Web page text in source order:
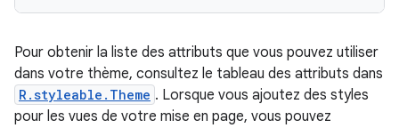
Pour obtenir la liste des attributs que vous pouvez utiliser
dans votre thème, consultez le tableau des attributs dans
R.styleable.Theme . Lorsque vous ajoutez des styles
pour les vues de votre mise en page, vous pouvez